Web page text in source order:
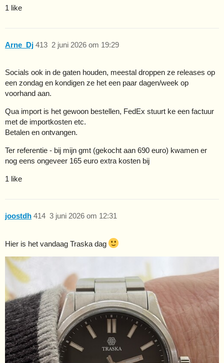
1 like
Arne_Dj 2 juni 2026 om 19:29
413
Socials ook in de gaten houden, meestal droppen ze releases op
een zondag en kondigen ze het een paar dagen/week op
voorhand aan.
Qua import is het gewoon bestellen, FedEx stuurt ke een factuur
met de importkosten etc.
Betalen en ontvangen.
Ter referentie - bij mijn gmt (gekocht aan 690 euro) kwamen er
nog eens ongeveer 165 euro extra kosten bij
1 like
joostdh 3 juni 2026 om 12:31
414
Hier is het vandaag Traska dag